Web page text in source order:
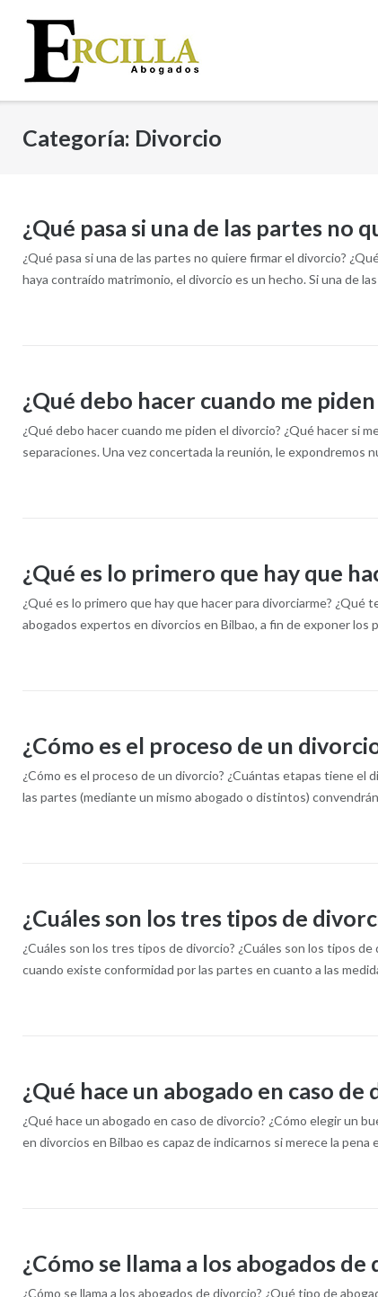
contenido
Categoría: Divorcio
¿Qué pasa si una de las partes no
¿Qué pasa si una de las partes no quiere firmar el divorcio?​
haya contraído matrimonio, el divorcio es un hecho. Si una de
¿Qué debo hacer cuando me
¿Qué debo hacer cuando me piden el divorcio?​ ¿Qué hacer si
separaciones. Una vez concertada la reunión, le
¿Qué es lo primero que hay que
¿Qué es lo primero que hay que hacer para divorciarme?​
abogados expertos en divorcios en Bilbao, a fin de exponer los
¿Cómo es el proceso de un
¿Cómo es el proceso de un divorcio?​ ¿Cuántas etapas tiene
las partes (mediante un mismo abogado o distintos)
¿Cuáles son los tres tipos de
¿Cuáles son los tres tipos de divorcio?​ ¿Cuáles son los tipos
cuando existe conformidad por las partes en cuanto a las
¿Qué hace un abogado en caso de
¿Qué hace un abogado en caso de divorcio? ¿Cómo elegir un
en divorcios en Bilbao es capaz de indicarnos si merece la
¿Cómo se llama a los abogados de
¿Cómo se llama a los abogados de divorcio? ¿Qué tipo de